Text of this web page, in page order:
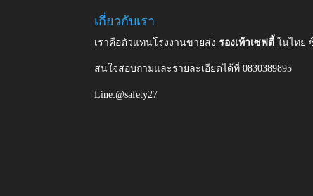
เกี่ยวกับเรา
เราคือตัวแทนโรงงานขายส่งรองเท้าเซฟตี้ในไทย
สนใจสอบถามและรายละเอียดได้ที่ 0830389895
Line:@safety27